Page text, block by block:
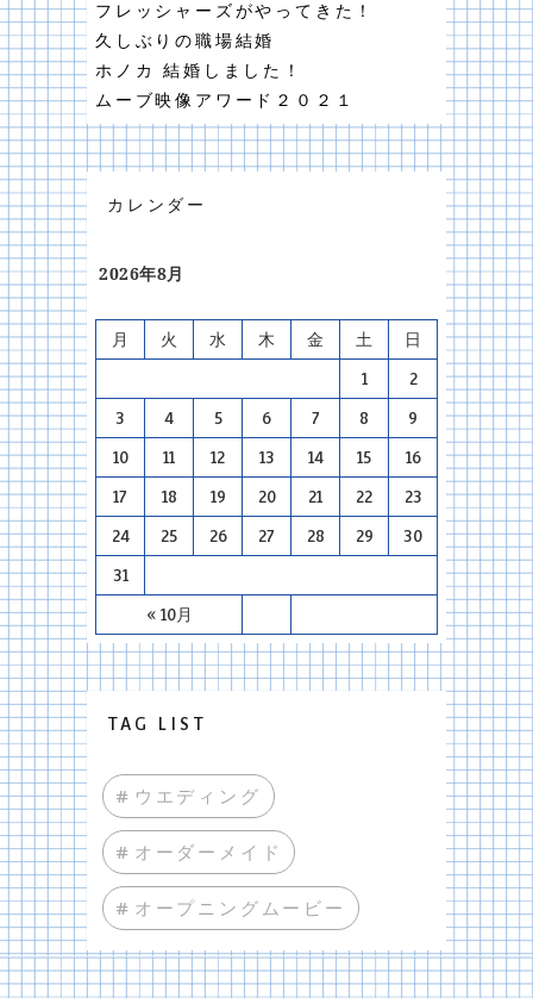
フレッシャーズがやってきた！
久しぶりの職場結婚
ホノカ 結婚しました！
ムーブ映像アワード２０２１
カレンダー
2026年8月
月 火 水 木 金 土 日
« 10月
1 2
3 4 5 6 7 8 9
10 11 12 13 14 15 16
17 18 19 20 21 22 23
24 25 26 27 28 29 30
31
TAG LIST
#ウエディング
#オーダーメイド
#オープニングムービー